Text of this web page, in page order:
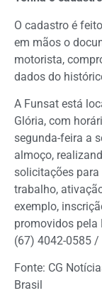
O cadastro é
em mãos o
motorista,
dados do
A Funsat está
Glória, com
segunda-feira a
almoço,
solicitações
trabalho,
exemplo,
promovidos pela
(67) 4042-0585 /
Fonte: CG
Brasil